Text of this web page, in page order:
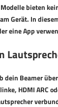
bieten
Gerät. In
eine App
dein Beamer
HDMI ARC